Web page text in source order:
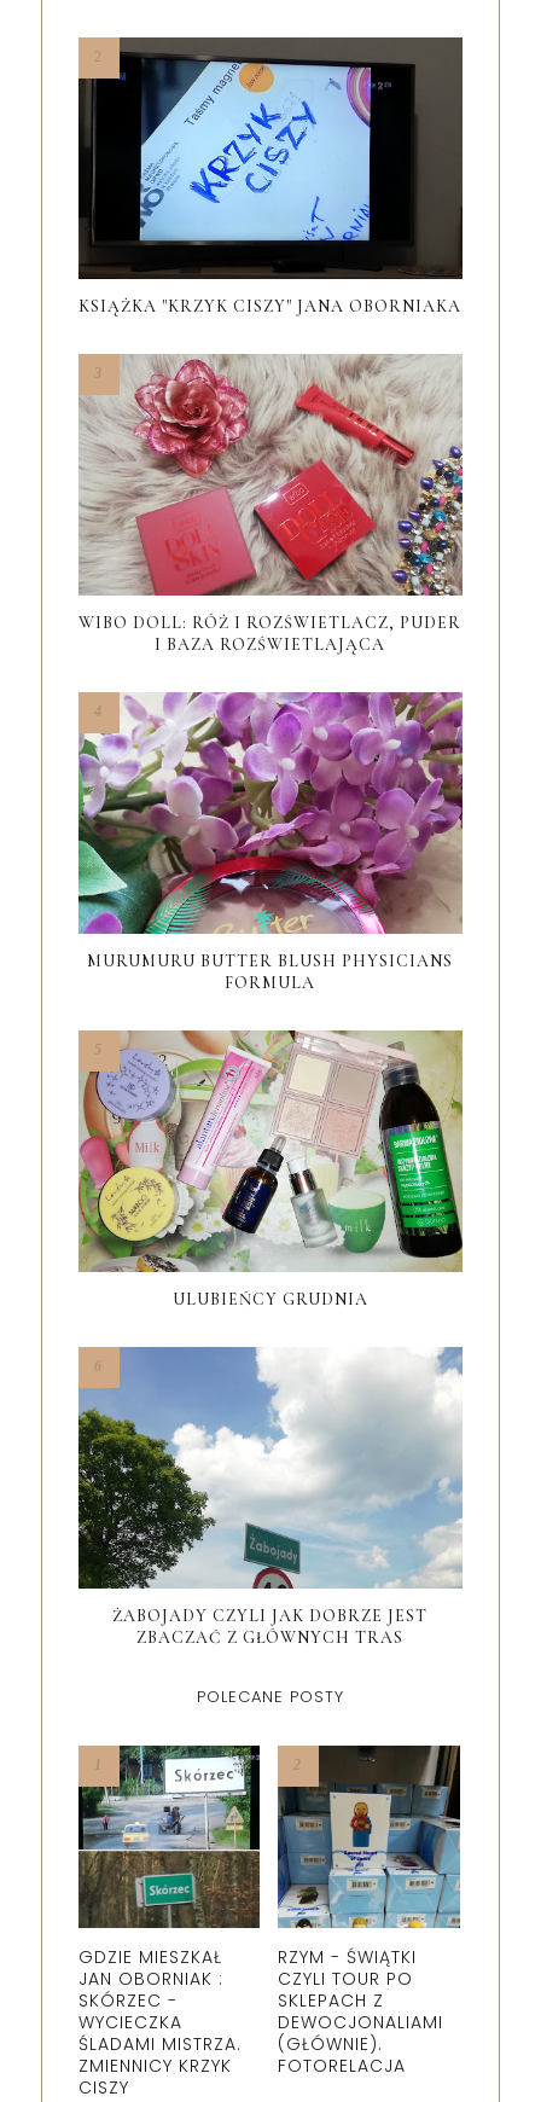
KSIĄŻKA "KRZYK CISZY" JANA OBORNIAKA
WIBO DOLL: RÓŻ I ROZŚWIETLACZ, PUDER
I BAZA ROZŚWIETLAJĄCA
MURUMURU BUTTER BLUSH PHYSICIANS
FORMULA
ULUBIEŃCY GRUDNIA
ŻABOJADY CZYLI JAK DOBRZE JEST
ZBACZAĆ Z GŁÓWNYCH TRAS
POLECANE POSTY
GDZIE MIESZKAŁ
JAN OBORNIAK :
SKÓRZEC -
WYCIECZKA
ŚLADAMI MISTRZA.
ZMIENNICY KRZYK
CISZY
RZYM - ŚWIĄTKI
CZYLI TOUR PO
SKLEPACH Z
DEWOCJONALIAMI
(GŁÓWNIE).
FOTORELACJA